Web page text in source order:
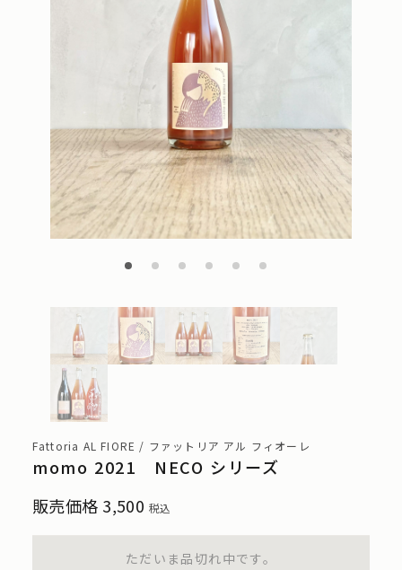
Fattoria AL FIORE / ファットリア アル フィオーレ
momo 2021 NECO シリーズ
販売価格 3,500 税込
ただいま品切れ中です。